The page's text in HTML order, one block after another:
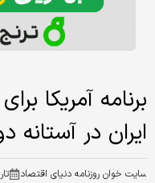
برنامه آمریکا
ایران در آستانه
سایت خوان روزنامه دنیای اقتصاد